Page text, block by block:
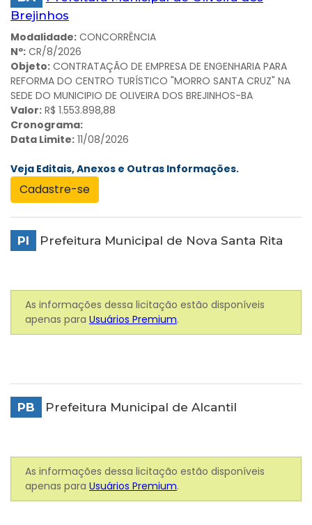
Brejinhos
Modalidade: CONCORRÊNCIA
Nº: CR/8/2026
Objeto: CONTRATAÇÃO DE EMPRESA DE ENGENHARIA PARA
REFORMA DO CENTRO TURÍSTICO "MORRO SANTA CRUZ" NA
SEDE DO MUNICIPIO DE OLIVEIRA DOS BREJINHOS-BA
Valor: R$ 1.553.898,88
Cronograma:
Data Limite: 11/08/2026
Veja Editais, Anexos e Outras Informações.
Cadastre-se
PI Prefeitura Municipal de Nova Santa Rita
As informações dessa licitação estão disponíveis
apenas para Usuários Premium.
PB Prefeitura Municipal de Alcantil
As informações dessa licitação estão disponíveis
apenas para Usuários Premium.